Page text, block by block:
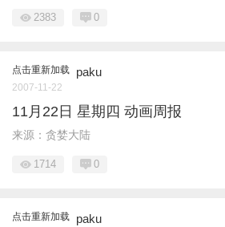
2383 0
点击重新加载 paku
2007-11-22
11月22日 星期四 动画周报
来源：贪婪大陆
1714 0
点击重新加载 paku